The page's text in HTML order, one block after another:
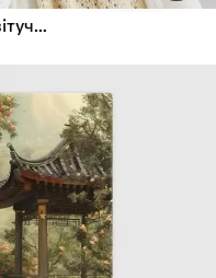
Красивий японський пейзаж з квітучою сакурою та будинком на озері